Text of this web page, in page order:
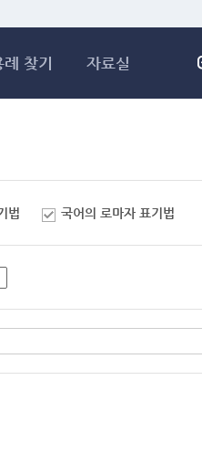
례 찾기 자료실
법 국어의 로마자 표기법